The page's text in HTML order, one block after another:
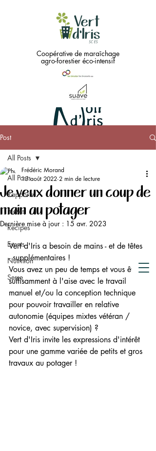
Coopérative de maraîchage
agro-forestier éco-intensif
Green
Black !!
Coopérative
de compostage
Post
All Posts
Rapports
News
Recipes
Events
Nutrition
Serre
All Posts
Je veux donner un coup de
main au potager
Frédéric Morand
13 août 2022 2 min de lecture
Dernière mise à jour : 15 avr. 2023
Vert d'Iris a besoin de mains - et de têtes
- supplémentaires !
Vous avez un peu de temps et vous êtes
suffisamment à l'aise avec le travail
manuel et/ou la conception technique
pour pouvoir travailler en relative
autonomie (équipes mixtes vétéran /
novice, avec supervision) ?
Vert d'Iris invite les expressions d'intérêt
pour une gamme variée de petits et gros
travaux au potager !